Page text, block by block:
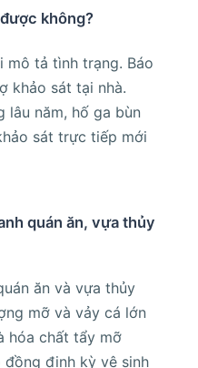
không?
mô tả tình trạng. Báo
khảo sát tại nhà.
năm, hố ga bùn
sát trực tiếp mới
quán ăn, vựa thủy
ăn và vựa thủy
mỡ và vảy cá lớn
hóa chất tẩy mỡ
định kỳ vệ sinh